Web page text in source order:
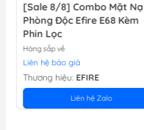
[Sale 8/8] Combo Mặt Nạ
Phòng Độc Efire E68 Kèm
Phin Lọc
Hàng sắp về
Liên hệ báo giá
Thương hiệu: EFIRE
Liên hệ Zalo